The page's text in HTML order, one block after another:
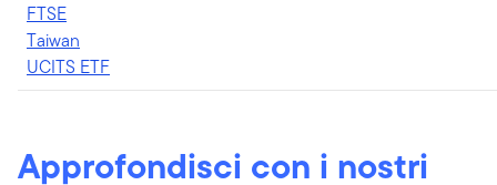
FTSE
Taiwan
UCITS ETF
Approfondisci con i nostri